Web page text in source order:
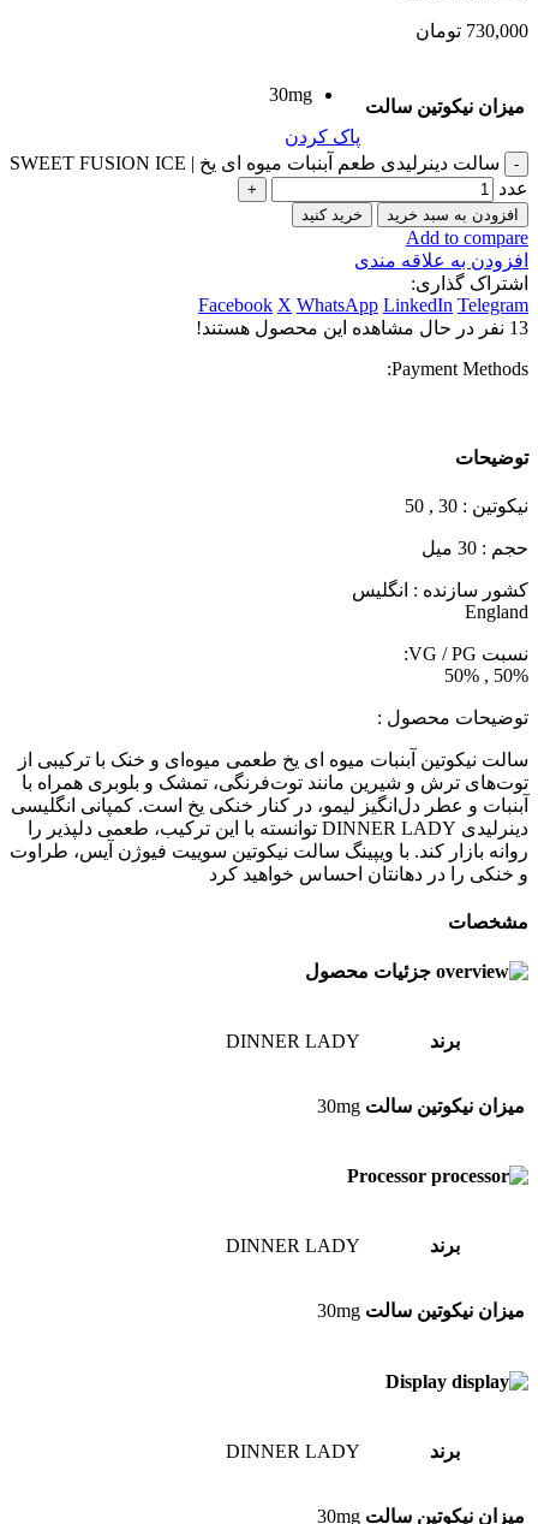
730,000 تومان
میزان نیکوتین سالت
30mg
پاک کردن
سالت دینرلیدی طعم آبنبات میوه ای یخ | SWEET FUSION ICE
عدد
افزودن به سبد خرید خرید کنید
Add to compare
افزودن به علاقه مندی
اشتراک گذاری:
Facebook X WhatsApp LinkedIn Telegram
13 نفر در حال مشاهده این محصول هستند!
Payment Methods:
توضیحات
نیکوتین : 30 , 50
حجم : 30 میل
کشور سازنده : انگلیس
England
نسبت VG / PG:
50% , 50%
توضیحات محصول :
سالت نیکوتین آبنبات میوه ای یخ طعمی میوه‌ای و خنک با ترکیبی از
توت‌های ترش و شیرین مانند توت‌فرنگی، تمشک و بلوبری همراه با
آبنبات و عطر دل‌انگیز لیمو، در کنار خنکی یخ است. کمپانی انگلیسی
دینرلیدی DINNER LADY توانسته با این ترکیب، طعمی دلپذیر را
روانه بازار کند. با ویپینگ سالت نیکوتین سوییت فیوژن آیس، طراوت
و خنکی را در دهانتان احساس خواهید کرد
مشخصات
جزئیات محصول
برند DINNER LADY
میزان نیکوتین سالت 30mg
Processor
برند DINNER LADY
میزان نیکوتین سالت 30mg
Display
برند DINNER LADY
میزان نیکوتین سالت 30mg